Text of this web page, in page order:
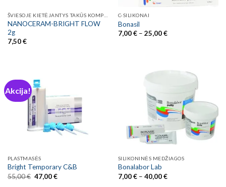
NANOCERAM-BRIGHT FLOW
2g
7,50€
C-SILIKONAI
Bonasil
7,00€ – 25,00€Price
Akcija!
PLASTMASĖS
Bright Temporary C&B
55,00€ Original
price
47,00€Current
SILIKONINĖS MEDŽIAGOS
Bonalabor Lab
7,00€ – 40,00€Price